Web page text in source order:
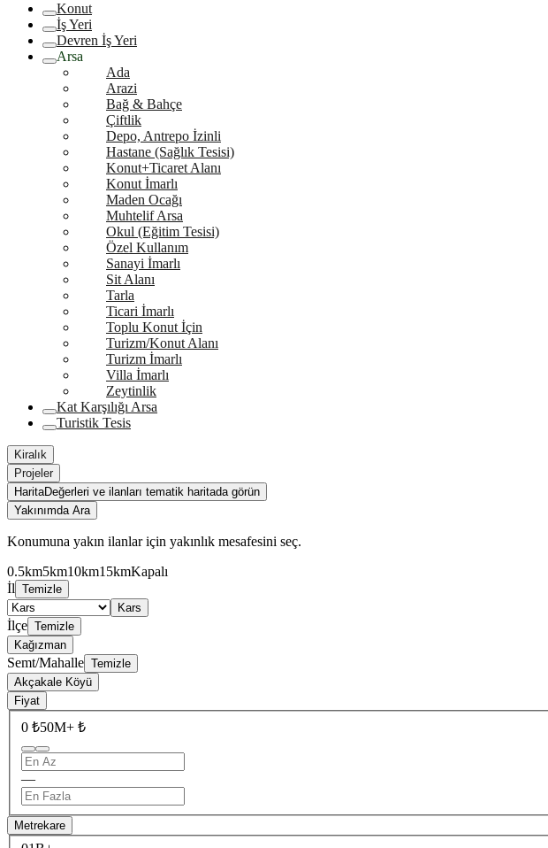
Konut
İş Yeri
Devren İş Yeri
Arsa
Ada
Arazi
Bağ & Bahçe
Çiftlik
Depo, Antrepo İzinli
Hastane (Sağlık Tesisi)
Konut+Ticaret Alanı
Konut İmarlı
Maden Ocağı
Muhtelif Arsa
Okul (Eğitim Tesisi)
Özel Kullanım
Sanayi İmarlı
Sit Alanı
Tarla
Ticari İmarlı
Toplu Konut İçin
Turizm/Konut Alanı
Turizm İmarlı
Villa İmarlı
Zeytinlik
Kat Karşılığı Arsa
Turistik Tesis
Kiralık
Projeler
HaritaDeğerleri ve ilanları tematik haritada görün
Yakınımda Ara
Konumuna yakın ilanlar için yakınlık mesafesini seç.
0.5km5km10km15kmKapalı
İl Temizle
Kars
İlçe Temizle
Kağızman
Semt/Mahalle Temizle
Akçakale Köyü
Fiyat
0 ₺50M+ ₺
—
Metrekare